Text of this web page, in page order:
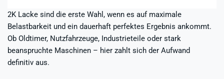
2K Lacke sind die erste Wahl, wenn es auf maximale
Belastbarkeit und ein dauerhaft perfektes Ergebnis ankommt.
Ob Oldtimer, Nutzfahrzeuge, Industrieteile oder stark
beanspruchte Maschinen – hier zahlt sich der Aufwand
definitiv aus.